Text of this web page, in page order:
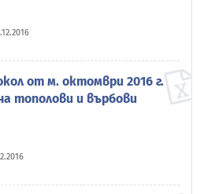
от м. октомври 2016 г.
тополови и върбови